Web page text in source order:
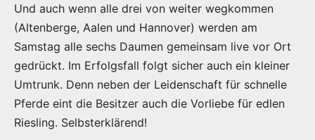
Und auch wenn alle drei von weiter wegkommen
(Altenberge, Aalen und Hannover) werden am
Samstag alle sechs Daumen gemeinsam live vor Ort
gedrückt. Im Erfolgsfall folgt sicher auch ein kleiner
Umtrunk. Denn neben der Leidenschaft für schnelle
Pferde eint die Besitzer auch die Vorliebe für edlen
Riesling. Selbsterklärend!